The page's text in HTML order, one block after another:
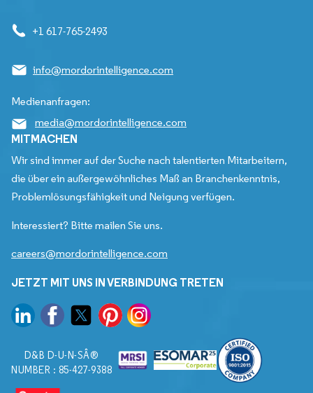
+1 617-765-2493
info@mordorintelligence.com
Medienanfragen:
media@mordorintelligence.com
MITMACHEN
Wir sind immer auf der Suche nach talentierten Mitarbeitern,
die über ein außergewöhnliches Maß an Branchenkenntnis,
Problemlösungsfähigkeit und Neigung verfügen.
Interessiert? Bitte mailen Sie uns.
careers@mordorintelligence.com
JETZT MIT UNS IN VERBINDUNG TRETEN
D&B D-U-N-SÂ®
NUMBER : 85-427-9388